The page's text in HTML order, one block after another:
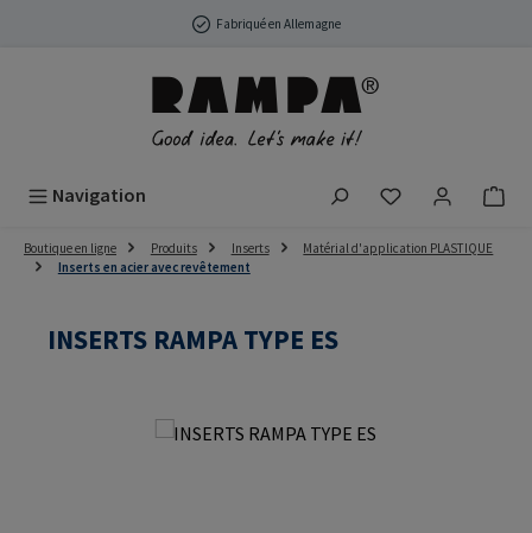
Passer au contenu principalFabriqué en Allemagne
Navigation Vous avez 0
Boutique en ligne Produits Inserts
Matérial d'application PLASTIQUE
Inserts en acier avec revêtement
INSERTS RAMPA TYPE ES
Ignorer la galerie d'images